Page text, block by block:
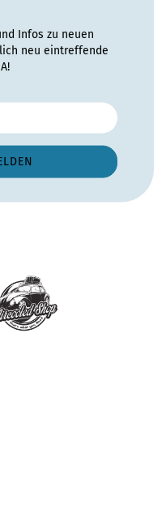
Infos zu neuen
neu eintreffende